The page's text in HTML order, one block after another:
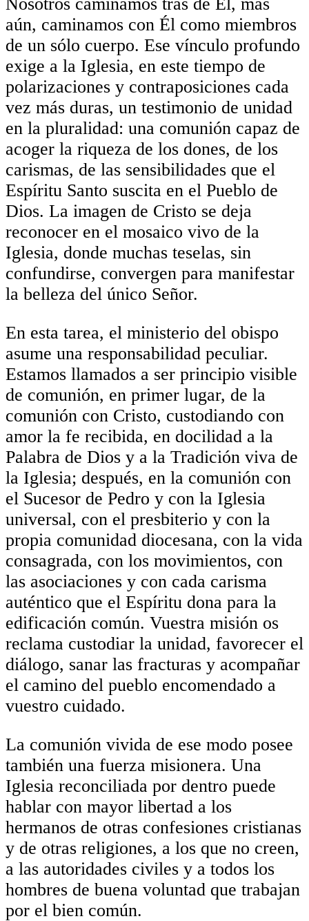
aún, caminamos con Él como miembros
de un sólo cuerpo. Ese vínculo profundo
exige a la Iglesia, en este tiempo de
polarizaciones y contraposiciones cada
vez más duras, un testimonio de unidad
en la pluralidad: una comunión capaz de
acoger la riqueza de los dones, de los
carismas, de las sensibilidades que el
Espíritu Santo suscita en el Pueblo de
Dios. La imagen de Cristo se deja
reconocer en el mosaico vivo de la
Iglesia, donde muchas teselas, sin
confundirse, convergen para manifestar
la belleza del único Señor.
En esta tarea, el ministerio del obispo
asume una responsabilidad peculiar.
Estamos llamados a ser principio visible
de comunión, en primer lugar, de la
comunión con Cristo, custodiando con
amor la fe recibida, en docilidad a la
Palabra de Dios y a la Tradición viva de
la Iglesia; después, en la comunión con
el Sucesor de Pedro y con la Iglesia
universal, con el presbiterio y con la
propia comunidad diocesana, con la vida
consagrada, con los movimientos, con
las asociaciones y con cada carisma
auténtico que el Espíritu dona para la
edificación común. Vuestra misión os
reclama custodiar la unidad, favorecer el
diálogo, sanar las fracturas y acompañar
el camino del pueblo encomendado a
vuestro cuidado.
La comunión vivida de ese modo posee
también una fuerza misionera. Una
Iglesia reconciliada por dentro puede
hablar con mayor libertad a los
hermanos de otras confesiones cristianas
y de otras religiones, a los que no creen,
a las autoridades civiles y a todos los
hombres de buena voluntad que trabajan
por el bien común.